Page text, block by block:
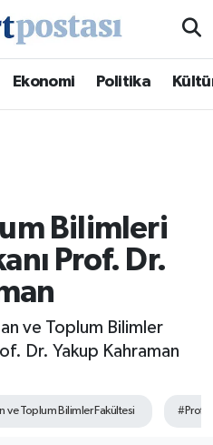
Ekonomi Politika
Bilimleri
Prof. Dr.
ve Toplum Bilimler
Dr. Yakup Kahraman
ve Toplum Bilimler Fakültesi #Prof.
ve Fikstür